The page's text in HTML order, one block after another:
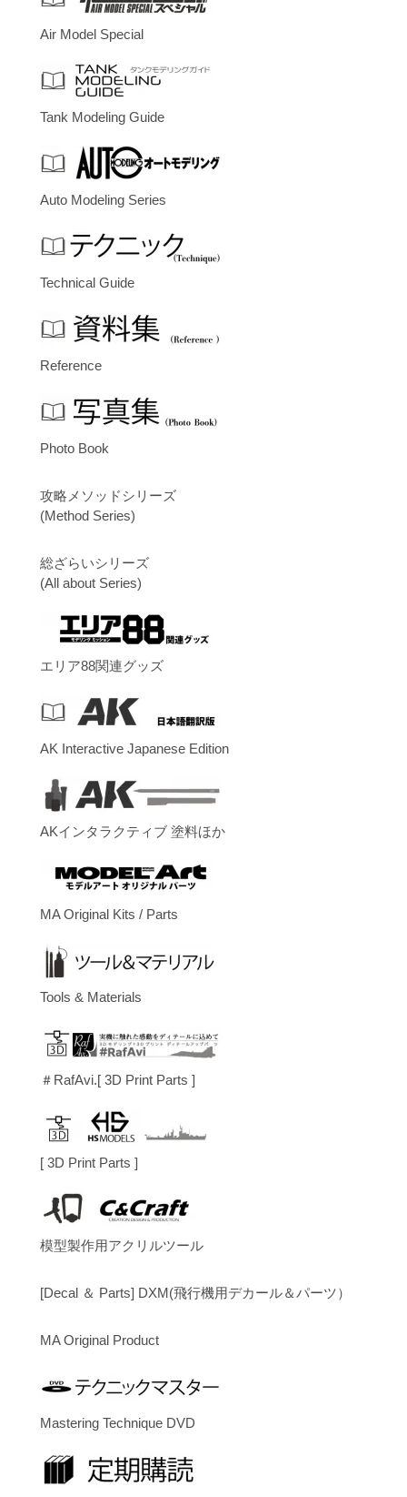
Air Model Special
Tank Modeling Guide
Auto Modeling Series
Technical Guide
Reference
Photo Book
攻略メソッドシリーズ
(Method Series)
総ざらいシリーズ
(All about Series)
エリア88関連グッズ
AK Interactive Japanese Edition
AKインタラクティブ 塗料ほか
MA Original Kits / Parts
Tools & Materials
＃RafAvi.[ 3D Print Parts ]
[ 3D Print Parts ]
模型製作用アクリルツール
[Decal ＆ Parts] DXM(飛行機用デカール＆パーツ）
MA Original Product
Mastering Technique DVD